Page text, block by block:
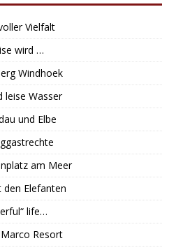
Vielfalt
wird …
Windhoek
leise Wasser
und Elbe
am Meer
den Elefanten
life…
Resort